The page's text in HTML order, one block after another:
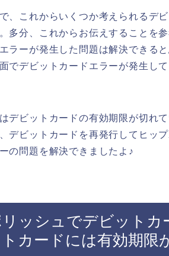
、これからいくつか考えられるデ
多分、これからお伝えすることを
ラーが発生した問題は解決できる
でデビットカードエラーが発生し
デビットカードの有効期限が切れ
デビットカードを再発行してヒッ
の問題を解決できましたよ♪
ッシュでデビットカ
トカードには有効期限